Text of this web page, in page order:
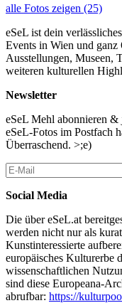
alle Fotos zeigen (25)
eSeL ist dein
Events in Wien und ganz
Ausstellungen, Museen,
weiteren kulturellen
Newsletter
eSeL Mehl abonnieren
eSeL-Fotos im Postfach
Überraschend. >;e)
Social Media
Die über eSeL.at
werden nicht nur als
Kunstinteressierte
europäisches Kulturerbe
wissenschaftlichen
sind diese Europeana-
abrufbar: https://